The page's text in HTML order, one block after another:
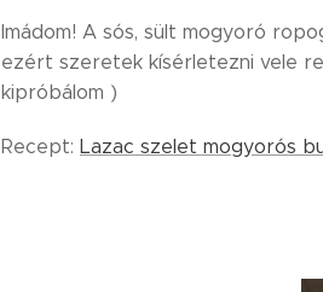
Imádom! A sós, sült mogyoró
ezért szeretek kísérletezni vele
kipróbálom )
Recept: Lazac szelet mogyorós